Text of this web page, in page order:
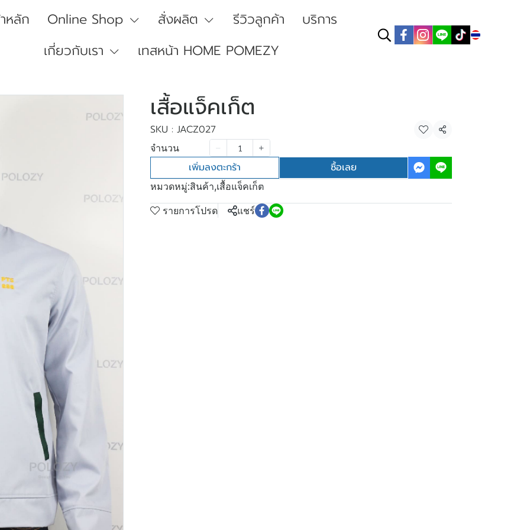
หลัก Online Shop สั่งผลิต รีวิวลูกค้า
บริการ
เกี่ยวกับเรา
เทสหน้า HOME POMEZY
เสื้อแจ็คเก็ต
SKU : JACZ027 แชร์
จำนวน
เพิ่มลงตะกร้า ซื้อเลย
หมวดหมู่:สินค้า,เสื้อแจ็คเก็ต
รายการโปรด แชร์